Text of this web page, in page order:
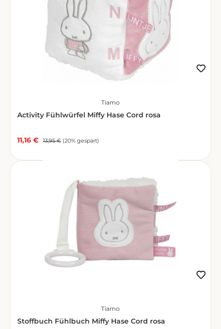
Tiamo
Activity Fühlwürfel Miffy Hase Cord rosa
Verkaufspreis:
11,16 € Regulärer Preis:
13,95 € (20% gespart)
Tiamo
Stoffbuch Fühlbuch Miffy Hase Cord rosa